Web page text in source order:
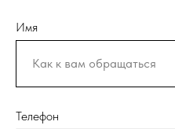
Имя
Телефон